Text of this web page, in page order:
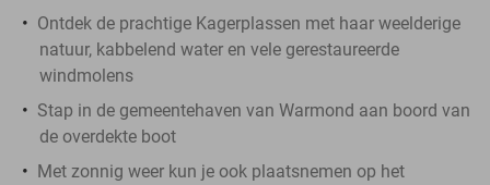
Ontdek de prachtige Kagerplassen met haar weelderige
natuur, kabbelend water en vele gerestaureerde
windmolens
Stap in de gemeentehaven van Warmond aan boord van
de overdekte boot
Met zonnig weer kun je ook plaatsnemen op het